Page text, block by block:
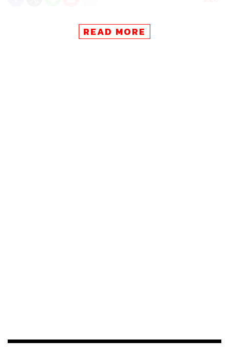
ABOUT THE AUTHOR
READ MORE